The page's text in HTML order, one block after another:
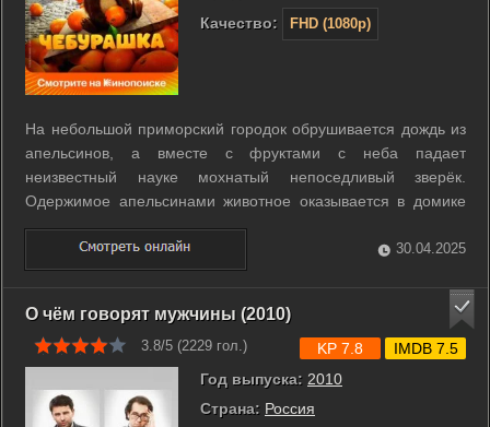
Качество:
FHD (1080p)
На небольшой приморский городок обрушивается дождь из
апельсинов, а вместе с фруктами с неба падает
неизвестный науке мохнатый непоседливый зверёк.
Одержимое апельсинами животное оказывается в домике
нелюдимого старика-садовника Геннадия, который из
вредности решает оставить его жить у себя, так как местная
богачка жаждет заполучить необычного ...
30.04.2025
О чём говорят мужчины (2010)
3.8/5 (2229 гол.)
Год выпуска: 2010
Страна: Россия
KP 7.8 IMDB 7.5